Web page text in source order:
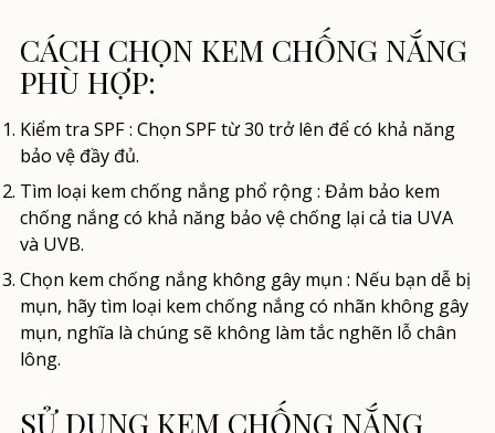
CÁCH CHỌN KEM CHỐNG NẮNG
PHÙ HỢP:
Kiểm tra SPF: Chọn SPF từ 30 trở lên để có khả năng
bảo vệ đầy đủ.
Tìm loại kem chống nắng phổ rộng: Đảm bảo kem
chống nắng có khả năng bảo vệ chống lại cả tia UVA
và UVB.
Chọn kem chống nắng không gây mụn : Nếu bạn dễ bị
mụn, hãy tìm loại kem chống nắng có nhãn không gây
mụn, nghĩa là chúng sẽ không làm tắc nghẽn lỗ chân
lông.
SỬ DỤNG KEM CHỐNG NẮNG